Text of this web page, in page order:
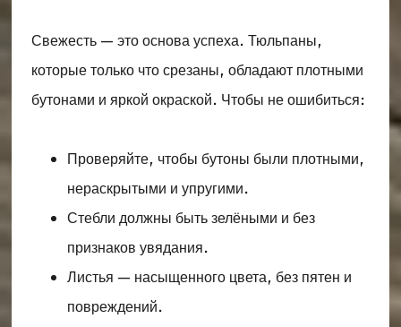
Свежесть — это основа успеха. Тюльпаны,
которые только что срезаны, обладают плотными
бутонами и яркой окраской. Чтобы не ошибиться:
Проверяйте, чтобы бутоны были плотными,
нераскрытыми и упругими.
Стебли должны быть зелёными и без
признаков увядания.
Листья — насыщенного цвета, без пятен и
повреждений.